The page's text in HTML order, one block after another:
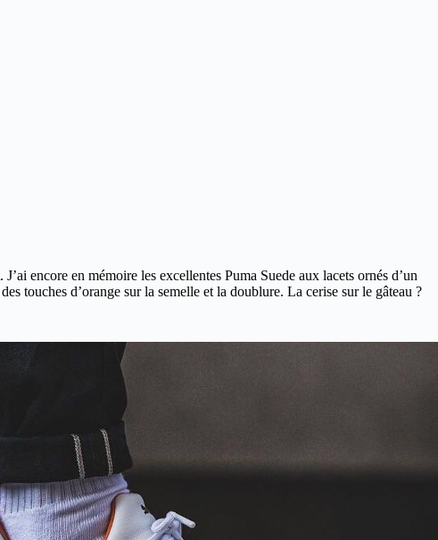
encore en mémoire les excellentes Puma Suede aux lacets ornés d’un
touches d’orange sur la semelle et la doublure. La cerise sur le gâteau ?